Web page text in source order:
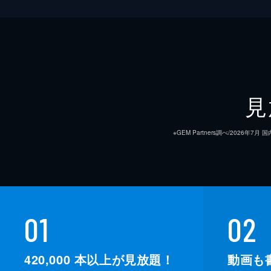
※GEM Partners調べ/2026年7⽉ 国
01
420,000 本以上が見放題！
02
動画も